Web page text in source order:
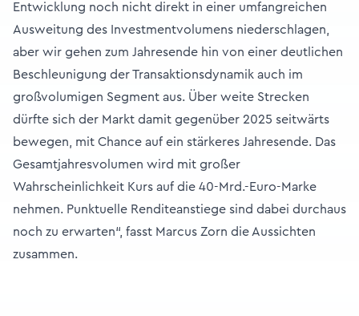
Entwicklung noch nicht direkt in einer umfangreichen
Ausweitung des Investmentvolumens niederschlagen,
aber wir gehen zum Jahresende hin von einer deutlichen
Beschleunigung der Transaktionsdynamik auch im
großvolumigen Segment aus. Über weite Strecken
dürfte sich der Markt damit gegenüber 2025 seitwärts
bewegen, mit Chance auf ein stärkeres Jahresende. Das
Gesamtjahresvolumen wird mit großer
Wahrscheinlichkeit Kurs auf die 40-Mrd.-Euro-Marke
nehmen. Punktuelle Renditeanstiege sind dabei durchaus
noch zu erwarten“, fasst Marcus Zorn die Aussichten
zusammen.